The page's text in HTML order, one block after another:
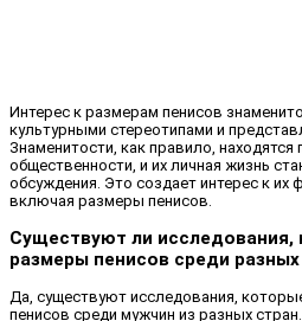
Интерес к размерам пенисов
культурными стереотипами и
Знаменитости, как правило,
общественности, и их личная жизнь
обсуждения. Это создает интерес к их
включая размеры пенисов.
Существуют ли исследования,
размеры пенисов среди разных
Да, существуют исследования,
пенисов среди мужчин из разных